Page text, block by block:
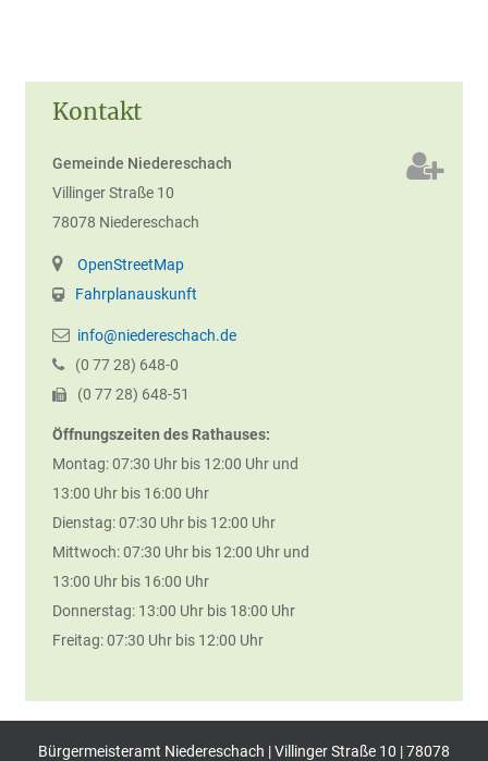
Kontakt
Gemeinde Niedereschach
Villinger Straße 10
78078 Niedereschach
OpenStreetMap
Fahrplanauskunft
info@niedereschach.de
(0 7728) 648-0
(0 7728) 648-51
Öffnungszeiten des Rathauses:
Montag: 07:30 Uhr bis 12:00 Uhr und
13:00 Uhr bis 16:00 Uhr
Dienstag: 07:30 Uhr bis 12:00 Uhr
Mittwoch: 07:30 Uhr bis 12:00 Uhr und
13:00 Uhr bis 16:00 Uhr
Donnerstag: 13:00 Uhr bis 18:00 Uhr
Freitag: 07:30 Uhr bis 12:00 Uhr
Bürgermeisteramt Niedereschach | Villinger Straße 10 | 78078